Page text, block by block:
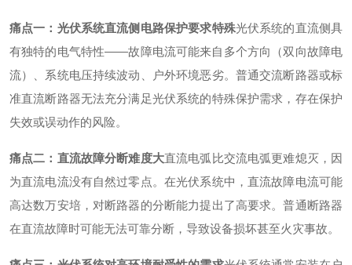
痛点一：光伏系统直流侧电路保护要求特殊光伏系统的直流侧具
有独特的电气特性——故障电流可能来自多个方向（双向故障电
流）、系统电压持续波动、户外环境恶劣。普通交流断路器或标
准直流断路器无法充分满足光伏系统的特殊保护需求，存在保护
失效或误动作的风险。
痛点二：直流故障分断难度大直流电弧比交流电弧更难熄灭，因
为直流电流没有自然过零点。在光伏系统中，直流故障电流可能
高达数万安培，对断路器的分断能力提出了高要求。普通断路器
在直流故障时可能无法可靠分断，导致设备损坏甚至火灾事故。